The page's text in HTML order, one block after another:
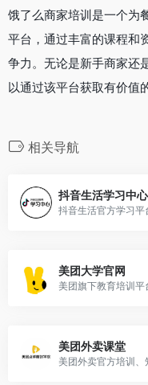
饿了么商家培训是一个为
平台，通过丰富的课程和
争力。无论是新手商家还
以通过该平台获取有价值
相关导航
抖音生活学习中心
美团大学官网
美团外卖课堂